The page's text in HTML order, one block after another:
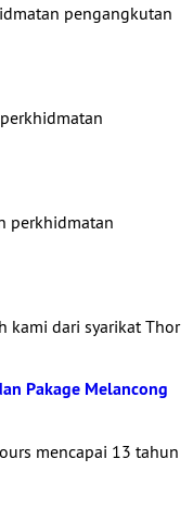
pengangkutan
perkhidmatan
kami dari syarikat Thor
Pakage Melancong
mencapai 13 tahun